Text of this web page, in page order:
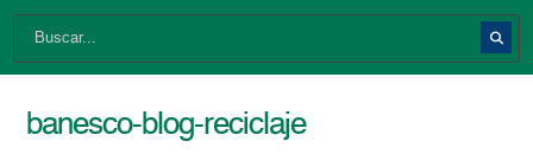
banesco-blog-reciclaje